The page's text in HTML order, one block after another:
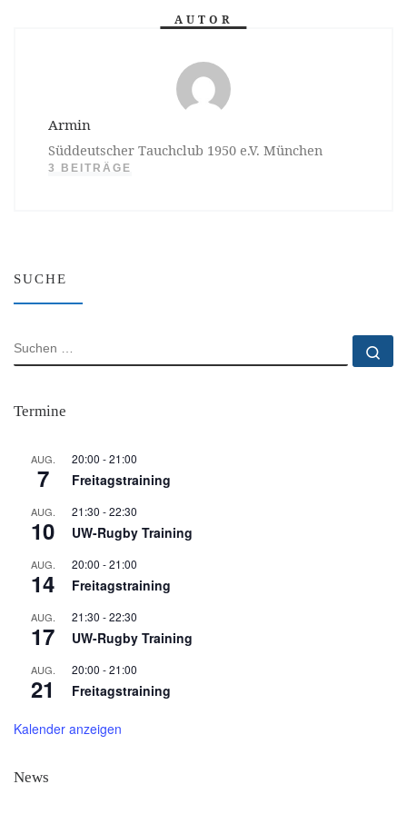
AUTOR
Armin
Süddeutscher Tauchclub 1950 e.V. München
3 BEITRÄGE
SUCHE
SUCHE
Termine
AUG.
7
20:00 -21:00
Freitagstraining
AUG.
10
21:30 -22:30
UW-Rugby Training
AUG.
14
20:00 -21:00
Freitagstraining
AUG.
17
21:30 -22:30
UW-Rugby Training
AUG.
21
20:00 -21:00
Freitagstraining
Kalender anzeigen
News